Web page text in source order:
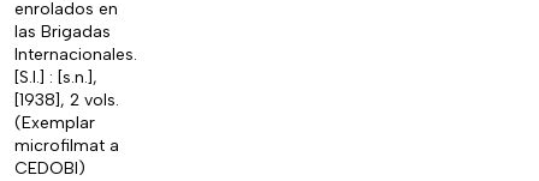
enrolados en
las Brigadas
Internacionales.
[S.l.] : [s.n.],
[1938], 2 vols.
(Exemplar
microfilmat a
CEDOBI)